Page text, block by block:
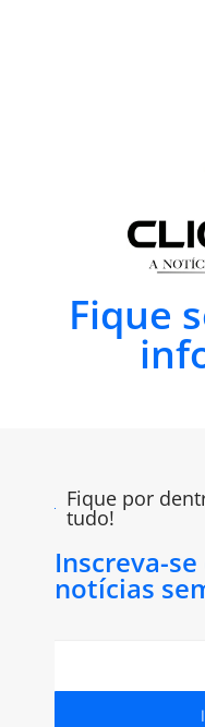
Fique
Fique por
tudo!
Inscreva-
notícias